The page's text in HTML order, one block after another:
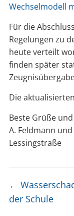
Wechselmodell
Für die
Regelungen zu
heute verteilt
finden später
Die
Beste Grüße
A. Feldmann
Lessingstraße
←
der Schule